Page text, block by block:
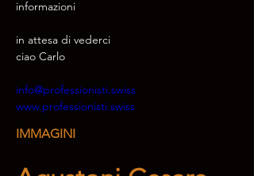
informazioni
in attesa di vederci
ciao Carlo
info@professionisti.swiss
www.professionisti.swiss
IMMAGINI